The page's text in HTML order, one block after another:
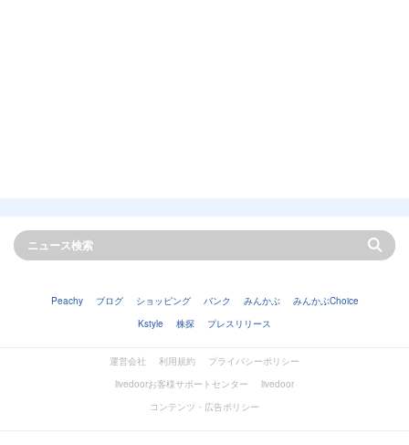
Peachy ブログ ショッピング バンク みんかぶ
みんかぶChoice
Kstyle
株探 プレスリリース
運営会社 利用規約
プライバシーポリシー
livedoorお客様サポートセンター
livedoor
コンテンツ・広告ポリシー